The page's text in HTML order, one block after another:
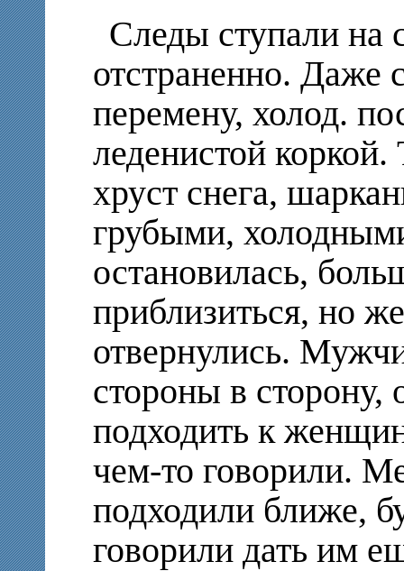
Следы ступали на
отстраненно. Даже
перемену, холод.
леденистой
хруст снега,
грубыми,
остановилась,
приблизиться, но
отвернулись.
стороны в сторону,
подходить к
чем-то говорили.
подходили ближе,
говорили дать им